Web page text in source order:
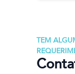
TEM